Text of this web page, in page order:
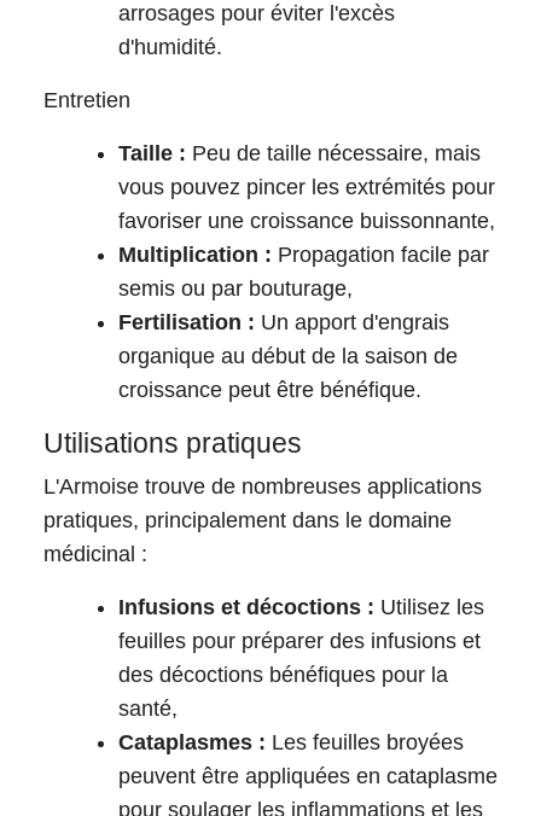
arrosages pour éviter l'excès
d'humidité.
Entretien
Taille : Peu de taille nécessaire, mais
vous pouvez pincer les extrémités pour
favoriser une croissance buissonnante,
Multiplication : Propagation facile par
semis ou par bouturage,
Fertilisation : Un apport d'engrais
organique au début de la saison de
croissance peut être bénéfique.
Utilisations pratiques
L'Armoise trouve de nombreuses applications
pratiques, principalement dans le domaine
médicinal :
Infusions et décoctions : Utilisez les
feuilles pour préparer des infusions et
des décoctions bénéfiques pour la
santé,
Cataplasmes : Les feuilles broyées
peuvent être appliquées en cataplasme
pour soulager les inflammations et les